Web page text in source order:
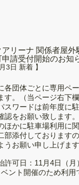
リーナ 関係者屋外
受付開始のお知
3日 新着 】
各団体ごとに専用ペ
す。（当ページ右下欄
スワードは前年度に
認をお願い致します。
ほかに駐車場利用に
部添付しております
うお願い申し上げます
許可日：11月4日（月
ント開催のため利用